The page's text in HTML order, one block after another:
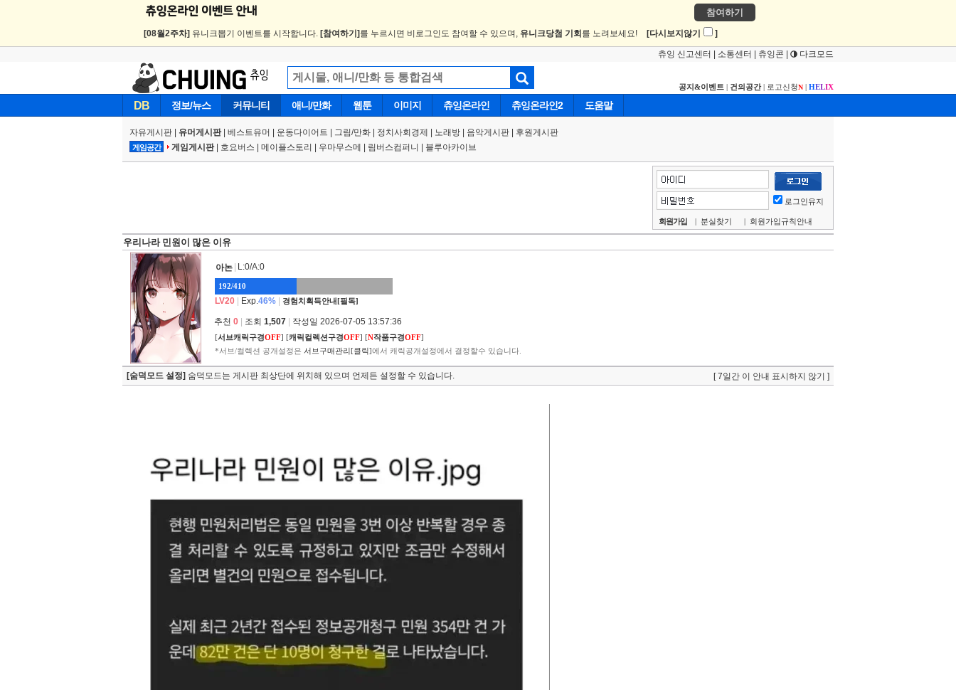
참여하기
[08월2주차] 유니크뽑기 이벤트를 시작합니다. [참여하기] 를 누르시면 비로그인도 참여할 수 있으며, 유니크당첨 기회 를 노려보세요! [다시보지않기 ]
츄잉 신고센터 소통센터 츄잉콘 다크모드
공지&이벤트 | 건의공간| 로고신청N | HELIX
DB 정보/뉴스 커뮤니티 애니/만화 웹툰 이미지 츄잉온라인 츄잉온라인2 도움말
자유게시판 유머게시판| 베스트유머 운동다이어트 | 그림/만화 정치사회경제 노래방 음악게시판 후원게시판
게임공간 게임게시판| 호요버스 메이플스토리 우마무스메 림버스컴퍼니 블루아카이브
로그인유지
회원가입 | 분실찾기 | 회원가입규칙안내
우리나라 민원이 많은 이유
아논 L:0/A:0
192/410
LV20 Exp.46% 경험치획득안내[필독]
추천 0 조회 1,507 작성일 2026-07-05 13:57:36
[서브캐릭구경OFF] [캐릭컬렉션구경OFF] [N작품구경OFF]
*서브/컬렉션 공개설정은 서브구매관리[클릭]에서 캐릭공개설정에서 결정할수 있습니다.
[숨덕모드 설정] 숨덕모드는 게시판 최상단에 위치해 있으며 언제든 설정할 수 있습니다. [ 7일간 이 안내 표시하지 않기 ]